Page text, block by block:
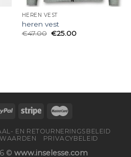
HEREN VEST
heren vest
€47.00 €25.00
EN RETOURNERINGSBELEID
PRIVACYBELEID
© www.inselesse.com